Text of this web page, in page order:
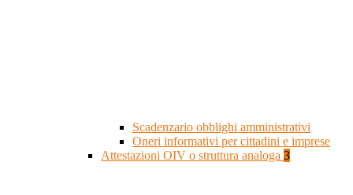
Scadenzario obblighi amministrativi
Oneri informativi per cittadini e imprese
Attestazioni OIV o struttura analoga 3